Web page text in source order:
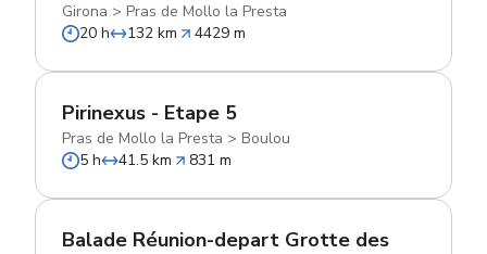
Girona > Pras de Mollo la Presta
20 h
132 km 4429 m
Pirinexus - Etape 5
Pras de Mollo la Presta > Boulou
5 h
41.5 km 831 m
Balade Réunion-depart Grotte des